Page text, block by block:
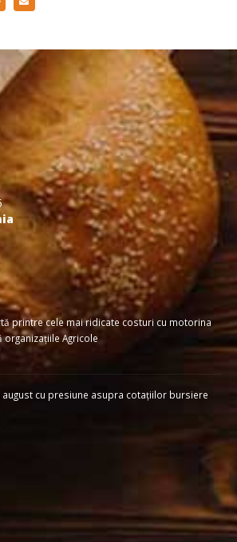
printre cele mai ridicate costuri cu motorina
organizațiile Agricole
august cu presiune asupra cotațiilor bursiere